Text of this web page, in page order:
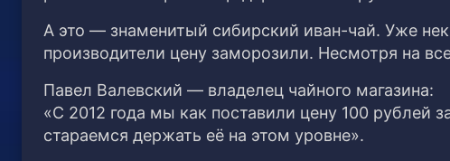
А это — знаменитый сибирский иван-чай. Уже
производители цену заморозили. Несмотря на
Павел Валевский — владелец чайного магазина:
«С 2012 года мы как поставили цену 100 рублей
стараемся держать её на этом уровне».